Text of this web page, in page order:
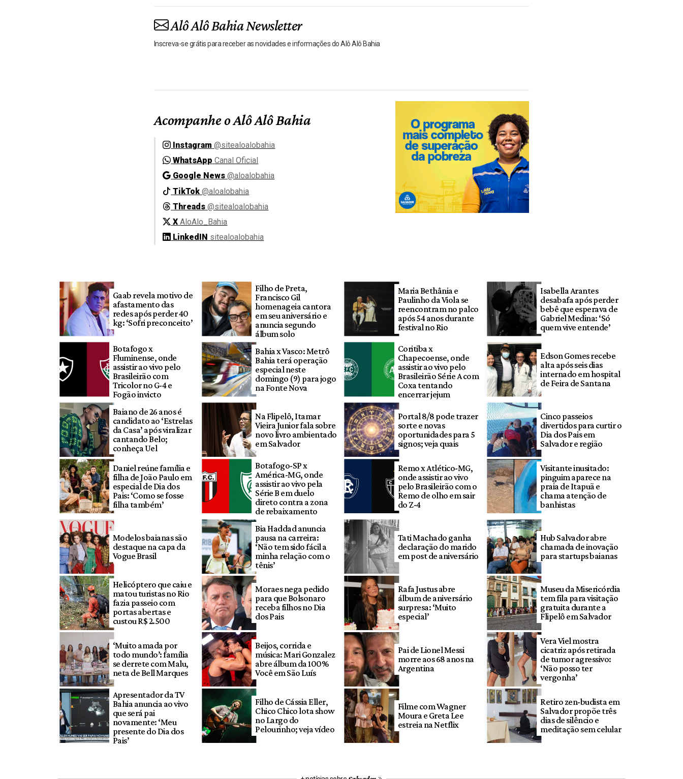
Alô Alô Bahia Newsletter
Inscreva-se grátis para receber as novidades e informações do Alô Alô Bahia
Acompanhe o Alô Alô Bahia
Instagram @sitealoalobahia
WhatsApp Canal Oficial
Google News @aloalobahia
TikTok @aloalobahia
Threads @sitealoalobahia
X AloAlo_Bahia
LinkedIN sitealoalobahia
Gaab revela motivo de
afastamento das
redes após perder 40
kg: ‘Sofri preconceito’
Filho de Preta,
Francisco Gil
homenageia cantora
em seu aniversário e
anuncia segundo
álbum solo
Maria Bethânia e
Paulinho da Viola se
reencontram no palco
após 54 anos durante
festival no Rio
Isabella Arantes
desabafa após perder
bebê que esperava de
Gabriel Medina: ‘Só
quem vive entende’
Botafogo x
Fluminense, onde
assistir ao vivo pelo
Brasileirão com
Tricolor no G-4 e
Fogão invicto
Bahia x Vasco: Metrô
Bahia terá operação
especial neste
domingo (9) para jogo
na Fonte Nova
Coritiba x
Chapecoense, onde
assistir ao vivo pelo
Brasileirão Série A com
Coxa tentando
encerrar jejum
Edson Gomes recebe
alta após seis dias
internado em hospital
de Feira de Santana
Baiano de 26 anos é
candidato ao ‘Estrelas
da Casa’ após viralizar
cantando Belo;
conheça Uel
Na Flipelô, Itamar
Vieira Junior fala sobre
novo livro ambientado
em Salvador
Portal 8/8 pode trazer
sorte e novas
oportunidades para 5
signos; veja quais
Cinco passeios
divertidos para curtir o
Dia dos Pais em
Salvador e região
Daniel reúne família e
filha de João Paulo em
especial de Dia dos
Pais: ‘Como se fosse
filha também’
Botafogo-SP x
América-MG, onde
assistir ao vivo pela
Série B em duelo
direto contra a zona
de rebaixamento
Remo x Atlético-MG,
onde assistir ao vivo
pelo Brasileirão com o
Remo de olho em sair
do Z-4
Visitante inusitado:
pinguim aparece na
praia de Itapuã e
chama atenção de
banhistas
Modelos baianas são
destaque na capa da
Vogue Brasil
Bia Haddad anuncia
pausa na carreira:
‘Não tem sido fácil a
minha relação com o
tênis’
Tati Machado ganha
declaração do marido
em post de aniversário
Hub Salvador abre
chamada de inovação
para startups baianas
Helicóptero que caiu e
matou turistas no Rio
fazia passeio com
portas abertas e
custou R$ 2.500
Moraes nega pedido
para que Bolsonaro
receba filhos no Dia
dos Pais
Rafa Justus abre
álbum de aniversário
surpresa: ‘Muito
especial’
Museu da Misericórdia
tem fila para visitação
gratuita durante a
Flipelô em Salvador
‘Muito amada por
todo mundo’: família
se derrete com Malu,
neta de Bell Marques
Beijos, corrida e
música: Mari Gonzalez
abre álbum da 100%
Você em São Luís
Pai de Lionel Messi
morre aos 68 anos na
Argentina
Vera Viel mostra
cicatriz após retirada
de tumor agressivo:
‘Não posso ter
vergonha’
Apresentador da TV
Bahia anuncia ao vivo
que será pai
novamente: ‘Meu
presente do Dia dos
Pais’
Filho de Cássia Eller,
Chico Chico lota show
no Largo do
Pelourinho; veja vídeo
Filme com Wagner
Moura e Greta Lee
estreia na Netflix
Retiro zen-budista em
Salvador propõe três
dias de silêncio e
meditação sem celular